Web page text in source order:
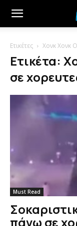
Ετικέτες Χονκ Χονκ
Ετικέτα:
σε
Must Read
πάνω σε